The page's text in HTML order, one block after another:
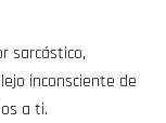
sarcástico,
inconsciente de
a ti.